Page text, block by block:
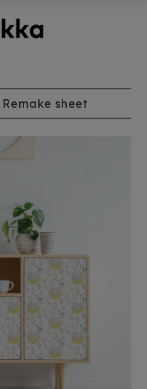
sheet